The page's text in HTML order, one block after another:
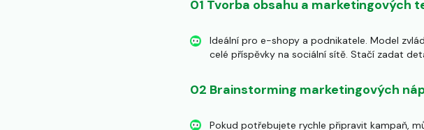
01 Tvorba obsahu a marketingových
Ideální pro e-shopy a podnikatele. Model
celé příspěvky na sociální sítě. Stačí zadat
02 Brainstorming marketingových
Pokud potřebujete rychle připravit kampaň,